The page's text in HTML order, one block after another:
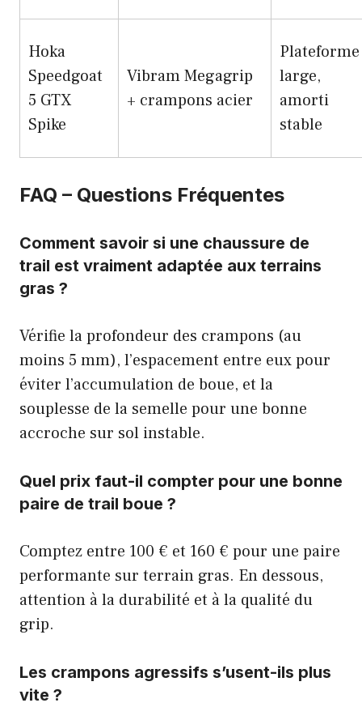
Hoka
Speedgoat
5 GTX
Spike
Vibram Megagrip
+ crampons acier
Plateforme
large,
amorti
stable
FAQ – Questions Fréquentes
Comment savoir si une chaussure de
trail est vraiment adaptée aux terrains
gras ?
Vérifie la profondeur des crampons (au
moins 5 mm), l’espacement entre eux pour
éviter l’accumulation de boue, et la
souplesse de la semelle pour une bonne
accroche sur sol instable.
Quel prix faut-il compter pour une bonne
paire de trail boue ?
Comptez entre 100 € et 160 € pour une paire
performante sur terrain gras. En dessous,
attention à la durabilité et à la qualité du
grip.
Les crampons agressifs s’usent-ils plus
vite ?